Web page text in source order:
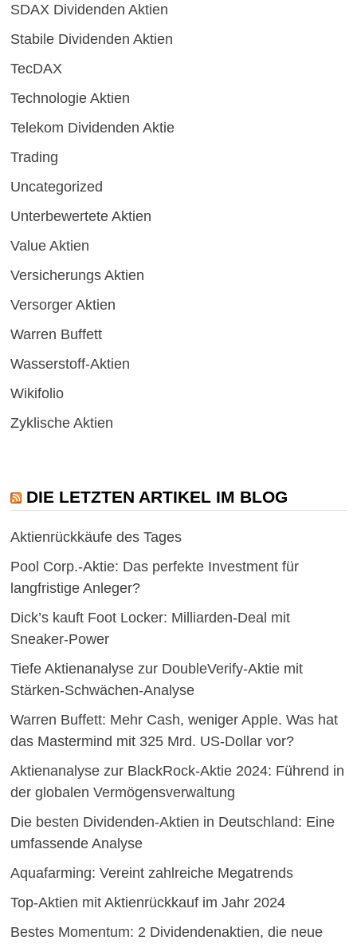
SDAX Dividenden Aktien
Stabile Dividenden Aktien
TecDAX
Technologie Aktien
Telekom Dividenden Aktie
Trading
Uncategorized
Unterbewertete Aktien
Value Aktien
Versicherungs Aktien
Versorger Aktien
Warren Buffett
Wasserstoff-Aktien
Wikifolio
Zyklische Aktien
DIE LETZTEN ARTIKEL IM BLOG
Aktienrückkäufe des Tages
Pool Corp.-Aktie: Das perfekte Investment für
langfristige Anleger?
Dick’s kauft Foot Locker: Milliarden-Deal mit
Sneaker-Power
Tiefe Aktienanalyse zur DoubleVerify-Aktie mit
Stärken-Schwächen-Analyse
Warren Buffett: Mehr Cash, weniger Apple. Was hat
das Mastermind mit 325 Mrd. US-Dollar vor?
Aktienanalyse zur BlackRock-Aktie 2024: Führend in
der globalen Vermögensverwaltung
Die besten Dividenden-Aktien in Deutschland: Eine
umfassende Analyse
Aquafarming: Vereint zahlreiche Megatrends
Top-Aktien mit Aktienrückkauf im Jahr 2024
Bestes Momentum: 2 Dividendenaktien, die neue